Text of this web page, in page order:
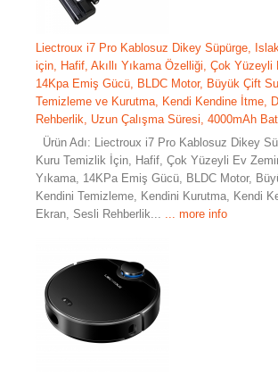
Liectroux i7 Pro Kablosuz Dikey Süpürge,
için, Hafif, Akıllı Yıkama Özelliği, Çok Yüzeyli
14Kpa Emiş Gücü, BLDC Motor, Büyük Çift
Temizleme ve Kurutma, Kendi Kendine İtme,
Rehberlik, Uzun Çalışma Süresi, 4000mAh
Ürün Adı: Liectroux i7 Pro Kablosuz Dikey
Kuru Temizlik İçin, Hafif, Çok Yüzeyli Ev
Yıkama, 14KPa Emiş Gücü, BLDC Motor,
Kendini Temizleme, Kendini Kurutma, Kendi
Ekran, Sesli Rehberlik...
... more info